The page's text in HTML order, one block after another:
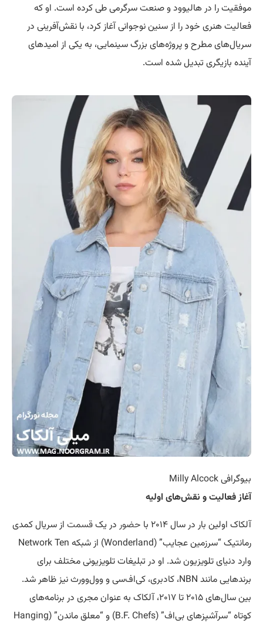
موفقیت را در هالیوود و صنعت سرگرمی طی کرده است. او که
فعالیت هنری خود را از سنین نوجوانی آغاز کرد، با نقش‌آفرینی در
سریال‌های مطرح و پروژه‌های بزرگ سینمایی، به یکی از امیدهای
آینده بازیگری تبدیل شده است.
بیوگرافی Milly Alcock
آغاز فعالیت و نقش‌های اولیه
آلکاک اولین بار در سال ۲۰۱۴ با
حضور در یکقسمت از سریال کمدی
رمانتیک “سرزمین عجایب” (Wonderland) از شبکه Network Ten
وارد دنیای تلویزیون شد. او در تبلیغات تلویزیونی مختلف برای
برندهایی مانند NBN، کادبری، کی‌اف‌سی و وول‌وورث نیز ظاهر شد.
بین سال‌های ۲۰۱۵ تا ۲۰۱۷، آلکاک به عنوان مجری در برنامه‌های
کوتاه “سرآشپزهای بی‌اف” (B.F. Chefs) و “معلق ماندن” (Hanging